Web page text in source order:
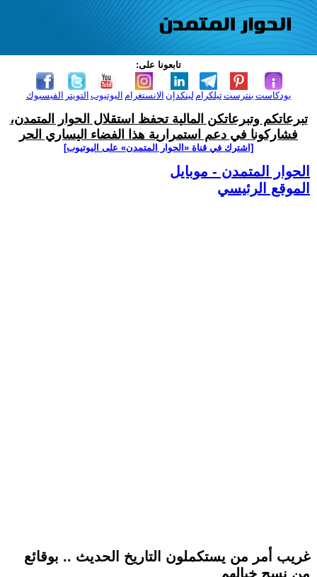
تابعونا على:
الفيسبوك التويتر اليوتيوب الانستغرام لينكدإن تيلكرامبنترست بودكاست
تبرعاتكم وتبرعاتكن المالية تحفظ استقلال الحوار المتمدن،
فشاركونا في دعم استمرارية هذا الفضاء اليساري الحر
[اشترك في قناة ‫«الحوار المتمدن» على اليوتيوب]
الحوار المتمدن - موبايل
الموقع الرئيسي
غريب أمر من يستكملون التاريخ الحديث .. بوقائع
من نسج خيالهم